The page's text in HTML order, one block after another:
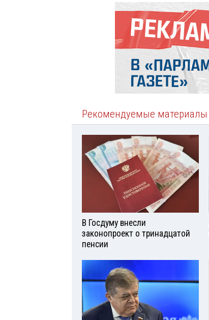
Рекомендуемые материалы
В Госдуму внесли
законопроект о тринадцатой
пенсии